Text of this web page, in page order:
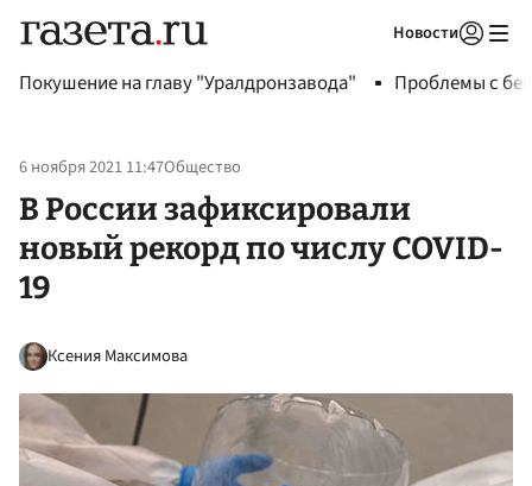
Новости
Покушение на главу "Уралдронзавода" Проблемы с
6 ноября 2021 11:47Общество
В России зафиксировали
новый рекорд по числу COVID-
19
Ксения Максимова